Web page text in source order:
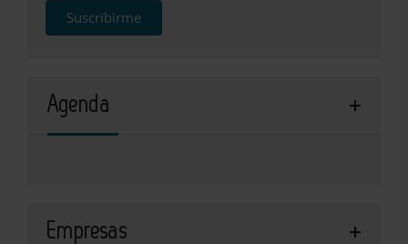
Suscribirme
Agenda
Empresas